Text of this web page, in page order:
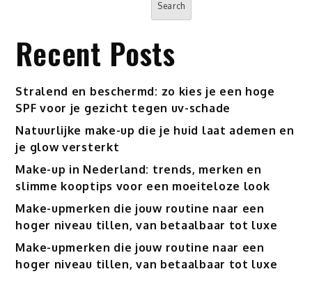
Search
Recent Posts
Stralend en beschermd: zo kies je een hoge
SPF voor je gezicht tegen uv-schade
Natuurlijke make-up die je huid laat ademen en
je glow versterkt
Make-up in Nederland: trends, merken en
slimme kooptips voor een moeiteloze look
Make-upmerken die jouw routine naar een
hoger niveau tillen, van betaalbaar tot luxe
Make-upmerken die jouw routine naar een
hoger niveau tillen, van betaalbaar tot luxe